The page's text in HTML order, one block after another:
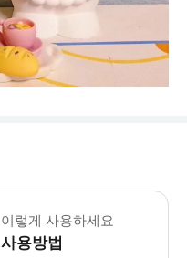
이렇게 사용하세요
사용방법